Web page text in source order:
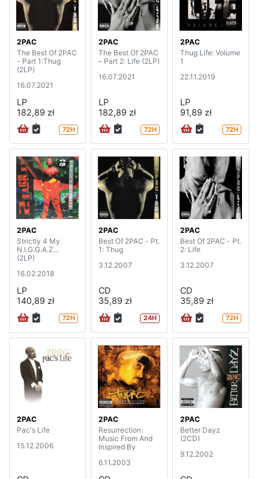
2PAC
The Best Of 2PAC
- Part 1:Thug
(2LP)
16.07.2021
LP
182,89 zł
72H
2PAC
The Best Of 2PAC
– Part 2: Life (2LP)
16.07.2021
LP
182,89 zł
72H
2PAC
Thug Life: Volume
1
22.11.2019
LP
91,89 zł
72H
2PAC
Strictly 4 My
N.I.G.G.A.Z...
(2LP)
16.02.2018
LP
140,89 zł
72H
2PAC
Best Of 2PAC - Pt.
1: Thug
3.12.2007
CD
35,89 zł
24H
2PAC
Best Of 2PAC - Pt.
2: Life
3.12.2007
CD
35,89 zł
72H
2PAC
Pac's Life
15.12.2006
2PAC
Resurrection:
Music From And
Inspired By
6.11.2003
2PAC
Better Dayz
(2CD)
9.12.2002